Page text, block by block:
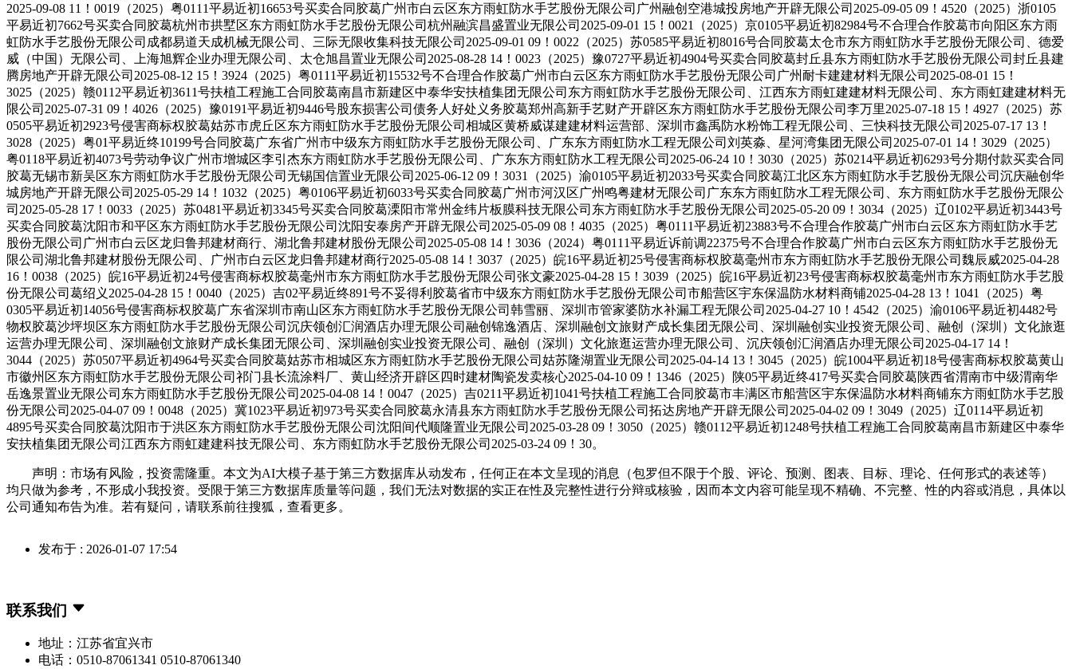
2025-09-08 11！0019（2025）粤0111平易近初16653号买卖合同胶葛广州市白云区东方雨虹防水手艺股份无限公司广州融创空港城投房地产开辟无限公司2025-09-05 09！4520（2025）浙0105
平易近初7662号买卖合同胶葛杭州市拱墅区东方雨虹防水手艺股份无限公司杭州融滨昌盛置业无限公司2025-09-01 15！0021（2025）京0105平易近初82984号不合理合作胶葛市向阳区东方雨
虹防水手艺股份无限公司成都易道天成机械无限公司、三际无限收集科技无限公司2025-09-01 09！0022（2025）苏0585平易近初8016号合同胶葛太仓市东方雨虹防水手艺股份无限公司、德爱
威（中国）无限公司、上海旭辉企业办理无限公司、太仓旭昌置业无限公司2025-08-28 14！0023（2025）豫0727平易近初4904号买卖合同胶葛封丘县东方雨虹防水手艺股份无限公司封丘县建
腾房地产开辟无限公司2025-08-12 15！3924（2025）粤0111平易近初15532号不合理合作胶葛广州市白云区东方雨虹防水手艺股份无限公司广州耐卡建建材料无限公司2025-08-01 15！
3025（2025）赣0112平易近初3611号扶植工程施工合同胶葛南昌市新建区中泰华安扶植集团无限公司东方雨虹防水手艺股份无限公司、江西东方雨虹建建材料无限公司、东方雨虹建建材料无
限公司2025-07-31 09！4026（2025）豫0191平易近初9446号股东损害公司债务人好处义务胶葛郑州高新手艺财产开辟区东方雨虹防水手艺股份无限公司李万里2025-07-18 15！4927（2025）苏
0505平易近初2923号侵害商标权胶葛姑苏市虎丘区东方雨虹防水手艺股份无限公司相城区黄桥威谋建建材料运营部、深圳市鑫禹防水粉饰工程无限公司、三快科技无限公司2025-07-17 13！
3028（2025）粤01平易近终10199号合同胶葛广东省广州市中级东方雨虹防水手艺股份无限公司、广东东方雨虹防水工程无限公司刘英淼、星河湾集团无限公司2025-07-01 14！3029（2025）
粤0118平易近初4073号劳动争议广州市增城区李引杰东方雨虹防水手艺股份无限公司、广东东方雨虹防水工程无限公司2025-06-24 10！3030（2025）苏0214平易近初6293号分期付款买卖合同
胶葛无锡市新吴区东方雨虹防水手艺股份无限公司无锡国信置业无限公司2025-06-12 09！3031（2025）渝0105平易近初2033号买卖合同胶葛江北区东方雨虹防水手艺股份无限公司沉庆融创华
城房地产开辟无限公司2025-05-29 14！1032（2025）粤0106平易近初6033号买卖合同胶葛广州市河汉区广州鸣粤建材无限公司广东东方雨虹防水工程无限公司、东方雨虹防水手艺股份无限公
司2025-05-28 17！0033（2025）苏0481平易近初3345号买卖合同胶葛溧阳市常州金纬片板膜科技无限公司东方雨虹防水手艺股份无限公司2025-05-20 09！3034（2025）辽0102平易近初3443号
买卖合同胶葛沈阳市和平区东方雨虹防水手艺股份无限公司沈阳安泰房产开辟无限公司2025-05-09 08！4035（2025）粤0111平易近初23883号不合理合作胶葛广州市白云区东方雨虹防水手艺
股份无限公司广州市白云区龙归鲁邦建材商行、湖北鲁邦建材股份无限公司2025-05-08 14！3036（2024）粤0111平易近诉前调22375号不合理合作胶葛广州市白云区东方雨虹防水手艺股份无
限公司湖北鲁邦建材股份无限公司、广州市白云区龙归鲁邦建材商行2025-05-08 14！3037（2025）皖16平易近初25号侵害商标权胶葛毫州市东方雨虹防水手艺股份无限公司魏辰威2025-04-28
16！0038（2025）皖16平易近初24号侵害商标权胶葛毫州市东方雨虹防水手艺股份无限公司张文豪2025-04-28 15！3039（2025）皖16平易近初23号侵害商标权胶葛毫州市东方雨虹防水手艺股
份无限公司葛绍义2025-04-28 15！0040（2025）吉02平易近终891号不妥得利胶葛省市中级东方雨虹防水手艺股份无限公司市船营区宇东保温防水材料商铺2025-04-28 13！1041（2025）粤
0305平易近初14056号侵害商标权胶葛广东省深圳市南山区东方雨虹防水手艺股份无限公司韩雪丽、深圳市管家婆防水补漏工程无限公司2025-04-27 10！4542（2025）渝0106平易近初4482号
物权胶葛沙坪坝区东方雨虹防水手艺股份无限公司沉庆领创汇润酒店办理无限公司融创锦逸酒店、深圳融创文旅财产成长集团无限公司、深圳融创实业投资无限公司、融创（深圳）文化旅逛
运营办理无限公司、深圳融创文旅财产成长集团无限公司、深圳融创实业投资无限公司、融创（深圳）文化旅逛运营办理无限公司、沉庆领创汇润酒店办理无限公司2025-04-17 14！
3044（2025）苏0507平易近初4964号买卖合同胶葛姑苏市相城区东方雨虹防水手艺股份无限公司姑苏隆湖置业无限公司2025-04-14 13！3045（2025）皖1004平易近初18号侵害商标权胶葛黄山
市徽州区东方雨虹防水手艺股份无限公司祁门县长流涂料厂、黄山经济开辟区四时建材陶瓷发卖核心2025-04-10 09！1346（2025）陕05平易近终417号买卖合同胶葛陕西省渭南市中级渭南华
岳逸景置业无限公司东方雨虹防水手艺股份无限公司2025-04-08 14！0047（2025）吉0211平易近初1041号扶植工程施工合同胶葛市丰满区市船营区宇东保温防水材料商铺东方雨虹防水手艺股
份无限公司2025-04-07 09！0048（2025）冀1023平易近初973号买卖合同胶葛永清县东方雨虹防水手艺股份无限公司拓达房地产开辟无限公司2025-04-02 09！3049（2025）辽0114平易近初
4895号买卖合同胶葛沈阳市于洪区东方雨虹防水手艺股份无限公司沈阳间代顺隆置业无限公司2025-03-28 09！3050（2025）赣0112平易近初1248号扶植工程施工合同胶葛南昌市新建区中泰华
安扶植集团无限公司江西东方雨虹建建科技无限公司、东方雨虹防水手艺股份无限公司2025-03-24 09！30。
声明：市场有风险，投资需隆重。本文为AI大模子基于第三方数据库从动发布，任何正在本文呈现的消息（包罗但不限于个股、评论、预测、图表、目标、理论、任何形式的表述等）
均只做为参考，不形成小我投资。受限于第三方数据库质量等问题，我们无法对数据的实正在性及完整性进行分辩或核验，因而本文内容可能呈现不精确、不完整、性的内容或消息，具体以
公司通知布告为准。若有疑问，请联系前往搜狐，查看更多。
发布于 : 2026-01-07 17:54
联系我们
地址：江苏省宜兴市
电话：0510-87061341 0510-87061340